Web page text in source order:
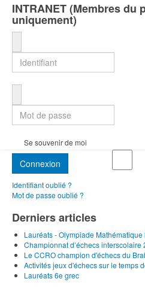
INTRANET (Membres du
uniquement)
Se souvenir de moi
Connexion
Identifiant oublié ?
Mot de passe oublié ?
Derniers articles
Lauréats - Olympiade Mathématique
Championnat d’échecs interscolaire
Le CCRO champion d'échecs du
Activités jeux d'échecs sur le temps
Lauréats 6e grec